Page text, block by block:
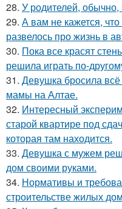
28. У родителей,
29. А вам не кажется,
развелось про жизнь в
30. Пока все красят
решила играть по-
31. Девушка бросила
мамы на Алтае.
32. Интересный
старой квартире под
которая там находится.
33. Девушка с мужем
дом своими руками.
34. Нормативы и
строительстве жилых